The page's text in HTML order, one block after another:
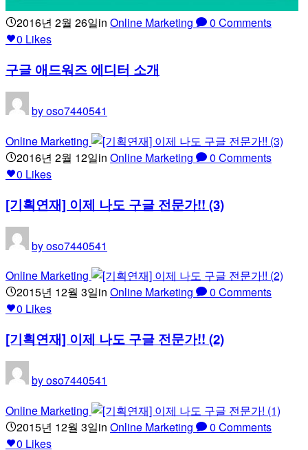
2016년 2월 26일in Online Marketing 0 Comments
0 Likes
구글 애드워즈 에디터 소개
byoso7440541
Online Marketing
2016년 2월 12일in Online Marketing 0 Comments
0 Likes
[기획연재] 이제 나도 구글 전문가!! (3)
byoso7440541
Online Marketing
2015년 12월 3일in Online Marketing 0 Comments
0 Likes
[기획연재] 이제 나도 구글 전문가!! (2)
byoso7440541
Online Marketing
2015년 12월 3일in Online Marketing 0 Comments
0 Likes